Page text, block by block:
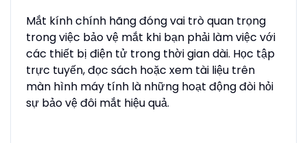
Mắt kính chính hãng đóng vai trò quan trọng
trong việc bảo vệ mắt khi bạn phải làm việc với
các thiết bị điện tử trong thời gian dài. Học tập
trực tuyến, đọc sách hoặc xem tài liệu trên
màn hình máy tính là những hoạt động đòi hỏi
sự bảo vệ đôi mắt hiệu quả.